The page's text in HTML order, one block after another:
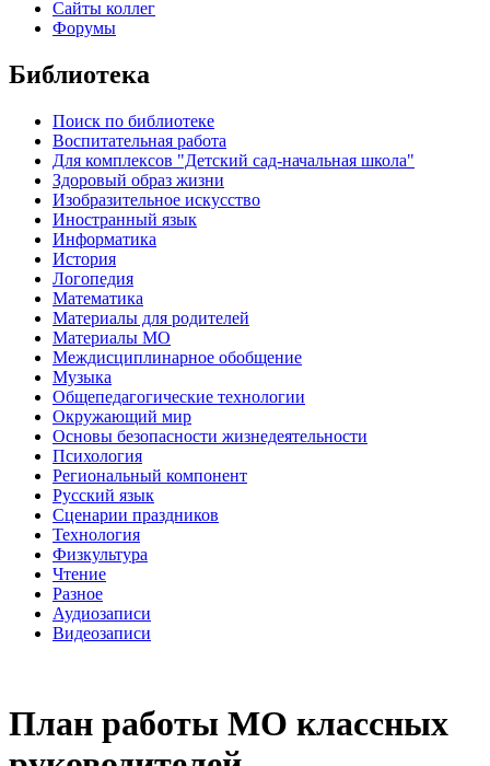
Сайты коллег
Форумы
Библиотека
Поиск по библиотеке
Воспитательная работа
Для комплексов "Детский сад-начальная школа"
Здоровый образ жизни
Изобразительное искусство
Иностранный язык
Информатика
История
Логопедия
Математика
Материалы для родителей
Материалы МО
Междисциплинарное обобщение
Музыка
Общепедагогические технологии
Окружающий мир
Основы безопасности жизнедеятельности
Психология
Региональный компонент
Русский язык
Сценарии праздников
Технология
Физкультура
Чтение
Разное
Аудиозаписи
Видеозаписи
План работы МО классных